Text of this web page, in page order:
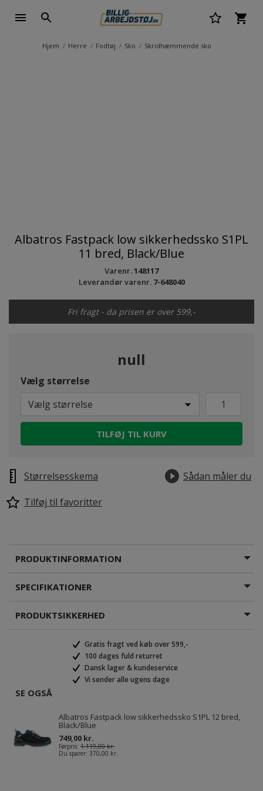
Hjem Herre Fodtøj Sko Skridhæmmende sko
Albatros Fastpack low sikkerhedssko S1PL
11 bred, Black/Blue
Varenr.148117
Leverandør varenr. 7-648040
Fri fragt - da prisen er over 599,-
null
Vælg størrelse
Vælg størrelse
TILFØJ TIL KURV
Størrelsesskema
Sådan måler du
Tilføj til favoritter
PRODUKTINFORMATION
SPECIFIKATIONER
PRODUKTSIKKERHED
Gratis fragt ved køb over 599,-
100 dages fuld returret
Dansk lager & kundeservice
Vi sender alle ugens dage
SE OGSÅ
Albatros Fastpack low sikkerhedssko S1PL 12 bred,
Black/Blue
749,00 kr.
Førpris: 1.119,00 kr.
Du sparer: 370,00 kr.